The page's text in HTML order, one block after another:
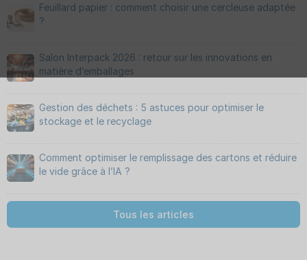
Feuillard papier : comment choisir une cercleuse adaptée
?
Salon Interpack 2026 : retour sur les innovations en
matière d’emballages
Gestion des déchets : 5 astuces pour optimiser le
stockage et le recyclage
Comment optimiser le remplissage des cartons et réduire
le vide grâce à l’IA ?
Tous les articles